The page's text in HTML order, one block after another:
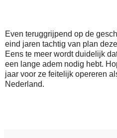
Even teruggrijpend op de
eind jaren tachtig van plan
Eens te meer wordt duidelijk
een lange adem nodig hebt.
jaar voor ze feitelijk opereren
Nederland.